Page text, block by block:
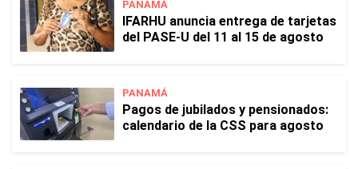
PANAMÁ
IFARHU anuncia entrega de tarjetas
del PASE-U del 11 al 15 de agosto
PANAMÁ
Pagos de jubilados y pensionados:
calendario de la CSS para agosto